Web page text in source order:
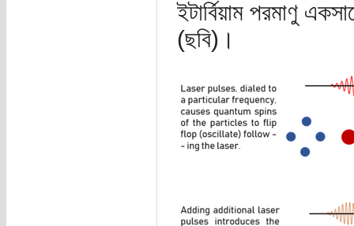
ইটার্বিয়াম পরমাণু
(ছবি)।